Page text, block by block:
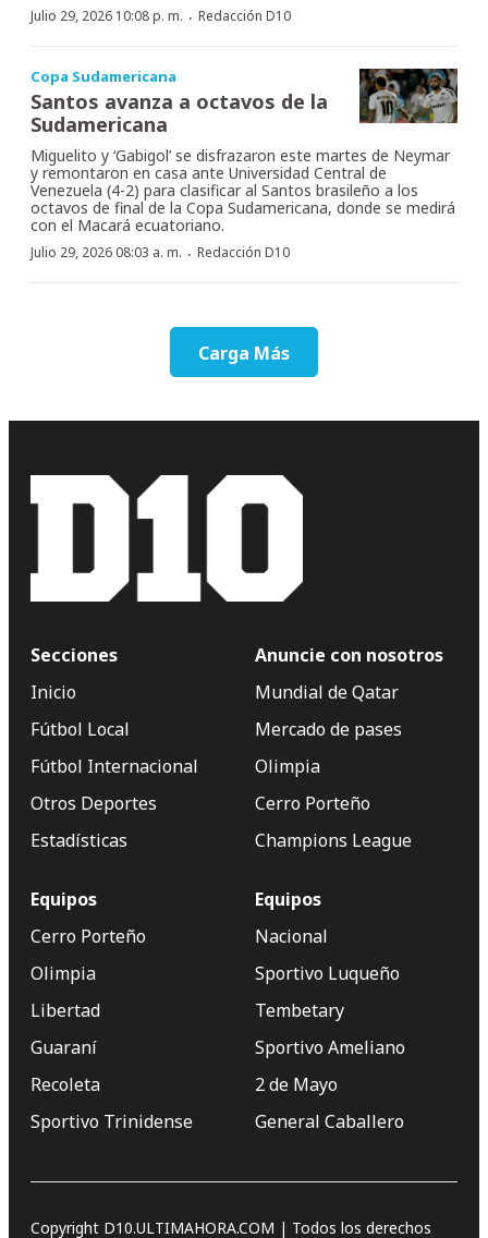
Julio 29, 2026 10:08 p. m. · Redacción D10
Copa Sudamericana
Santos avanza a octavos de la
Sudamericana
Miguelito y ‘Gabigol’ se disfrazaron este martes de Neymar
y remontaron en casa ante Universidad Central de
Venezuela (4-2) para clasificar al Santos brasileño a los
octavos de final de la Copa Sudamericana, donde se medirá
con el Macará ecuatoriano.
Julio 29, 2026 08:03 a. m. · Redacción D10
Carga Más
Secciones
Inicio
Fútbol Local
Fútbol Internacional
Otros Deportes
Estadísticas
Anuncie con nosotros
Mundial de Qatar
Mercado de pases
Olimpia
Cerro Porteño
Champions League
Equipos
Cerro Porteño
Olimpia
Libertad
Guaraní
Recoleta
Sportivo Trinidense
Equipos
Nacional
Sportivo Luqueño
Tembetary
Sportivo Ameliano
2 de Mayo
General Caballero
Copyright D10.ULTIMAHORA.COM | Todos los derechos